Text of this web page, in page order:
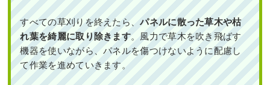
すべての草刈りを終えたら、パネルに散った草木や枯
れ葉を綺麗に取り除きます。風力で草木を吹き飛ばす
機器を使いながら、パネルを傷つけないように配慮し
て作業を進めていきます。